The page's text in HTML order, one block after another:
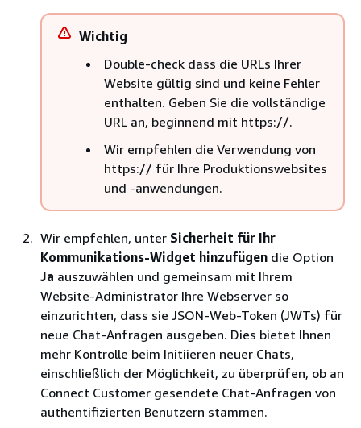
Wichtig
Double-check dass die URLs Ihrer
Website gültig sind und keine Fehler
enthalten. Geben Sie die vollständige
URL an, beginnend mit https://.
Wir empfehlen die Verwendung von
https:// für Ihre Produktionswebsites
und -anwendungen.
Wir empfehlen, unter Sicherheit für Ihr
Kommunikations-Widget hinzufügen die Option
Ja auszuwählen und gemeinsam mit Ihrem
Website-Administrator Ihre Webserver so
einzurichten, dass sie JSON-Web-Token (JWTs) für
neue Chat-Anfragen ausgeben. Dies bietet Ihnen
mehr Kontrolle beim Initiieren neuer Chats,
einschließlich der Möglichkeit, zu überprüfen, ob an
Connect Customer gesendete Chat-Anfragen von
authentifizierten Benutzern stammen.